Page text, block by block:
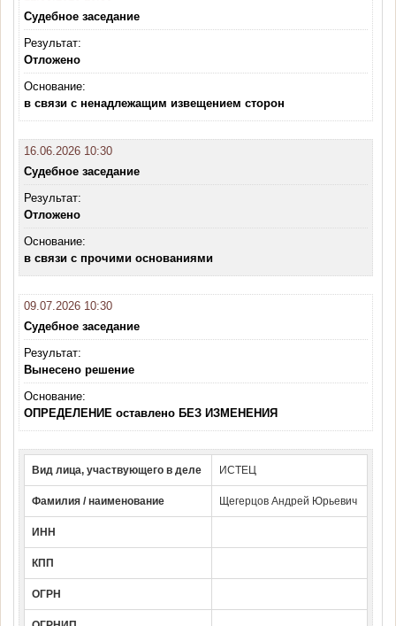
Судебное заседание
Результат:
Отложено
Основание:
в связи с ненадлежащим извещением сторон
16.06.2026 10:30
Судебное заседание
Результат:
Отложено
Основание:
в связи с прочими основаниями
09.07.2026 10:30
Судебное заседание
Результат:
Вынесено решение
Основание:
ОПРЕДЕЛЕНИЕ оставлено БЕЗ ИЗМЕНЕНИЯ
Вид лица, участвующего в деле ИСТЕЦ
Фамилия / наименование Щегерцов Андрей Юрьевич
ИНН
КПП
ОГРН